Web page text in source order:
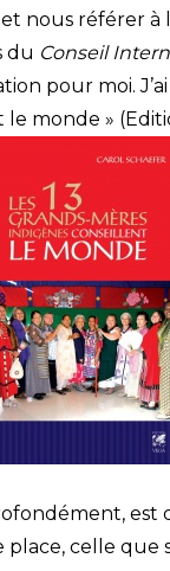
nous référer
du Conseil
pour moi.
monde »
celle que